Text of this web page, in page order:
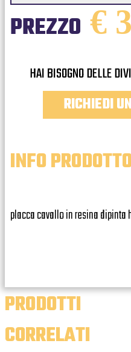
PREZZO €
HAI BISOGNO DELLE
RICHIEDI
INFO
placca cavallo in resina dipinta
PRODOTTI
CORRELATI